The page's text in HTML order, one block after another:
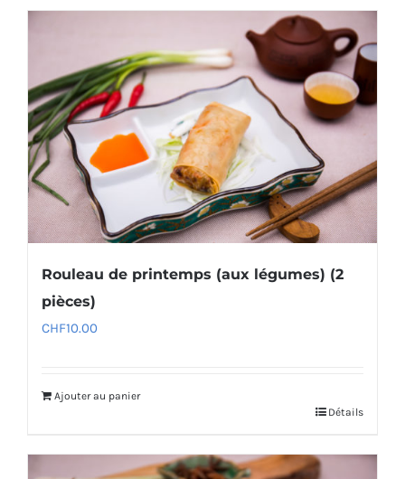
Rouleau de printemps (aux légumes) (2
pièces)
CHF10.00
Ajouter au panier
Détails